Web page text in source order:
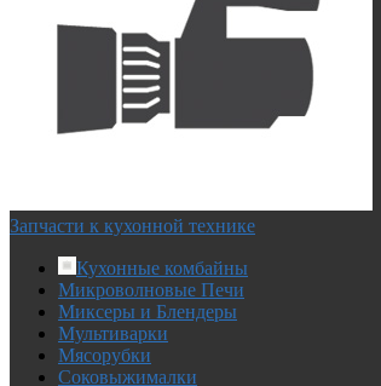
Запчасти к кухонной технике
Кухонные комбайны
Микроволновые Печи
Миксеры и Блендеры
Мультиварки
Мясорубки
Соковыжималки